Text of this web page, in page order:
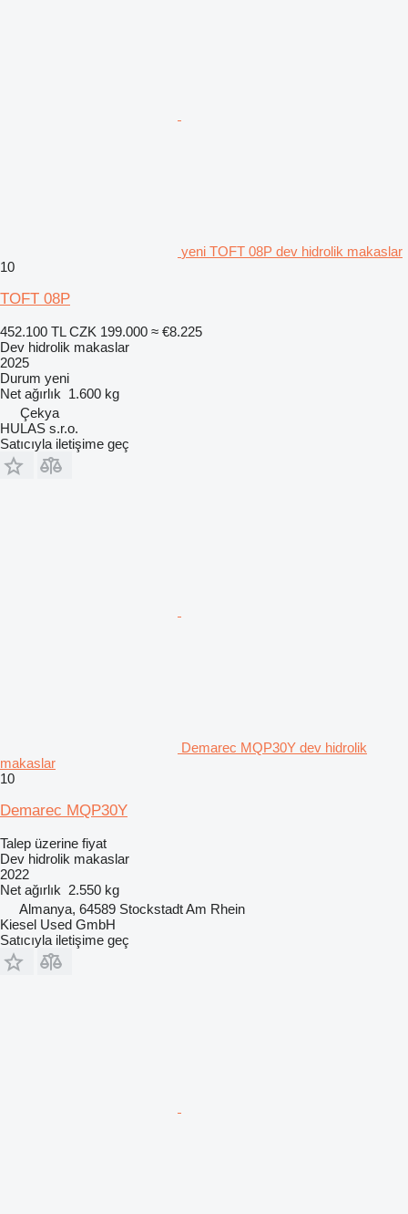
yeni TOFT 08P dev hidrolik makaslar
10
TOFT 08P
452.100 TL CZK 199.000 ≈ €8.225
Dev hidrolik makaslar
2025
Durum yeni
Net ağırlık 1.600 kg
Çekya
HULAS s.r.o.
Satıcıyla iletişime geç
Demarec MQP30Y dev hidrolik
makaslar
10
Demarec MQP30Y
Talep üzerine fiyat
Dev hidrolik makaslar
2022
Net ağırlık 2.550 kg
Almanya, 64589 Stockstadt Am Rhein
Kiesel Used GmbH
Satıcıyla iletişime geç